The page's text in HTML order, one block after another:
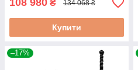
108 980 ₴ 134 068 ₴
Купити
–17%